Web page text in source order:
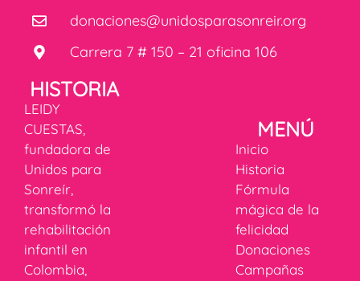
donaciones@unidosparasonreir.org
Carrera 7 # 150 – 21 oficina 106
HISTORIA
LEIDY
CUESTAS,
fundadora de
Unidos para
Sonreír,
transformó la
rehabilitación
infantil en
Colombia,
MENÚ
Inicio
Historia
Fórmula
mágica de la
felicidad
Donaciones
Campañas